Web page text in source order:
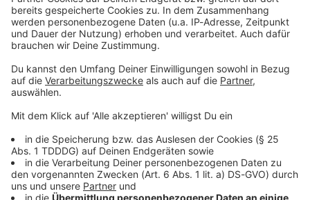
Sprachnachricht
© dpa-infocom, dpa:251103-930-243429/1
Bayern